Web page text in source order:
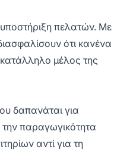
πελατών. Με
ότι κανένα
κατάλληλο μέλος της
δαπανάται για
παραγωγικότητα
αντί για τη